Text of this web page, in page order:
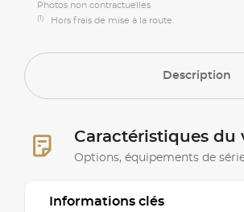
Photos non contractuelles
(1) Hors frais de mise à la route.
Description
Caractéristiques du
Options, équipements de
Informations clés